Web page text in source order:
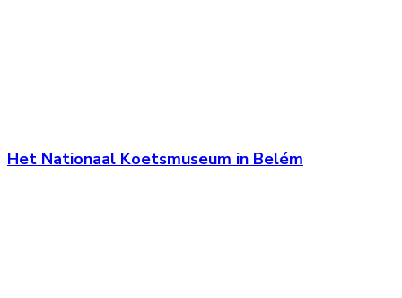
Het Nationaal Koetsmuseum in Belém